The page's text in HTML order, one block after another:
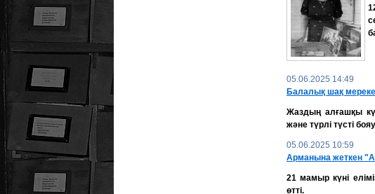
05.06.2025 14:49
Балалық шақ
Жаздың алғашқы
және түрлі түсті
05.06.2025 10:59
Арманына жеткен
21 мамыр күні
өтті.